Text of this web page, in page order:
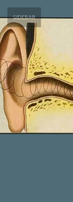
SIDEBAR